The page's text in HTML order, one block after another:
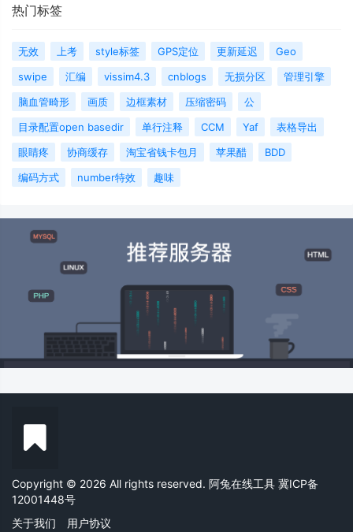
热门标签
无效 上考 style标签 GPS定位 更新延迟
Geo
swipe
汇编 vissim4.3 cnblogs 无损分区
管理引擎
脑血管畸形
画质 边框素材 压缩密码
公
目录配置open basedir
单行注释 CCM Yaf
表格导出
眼睛疼
协商缓存 淘宝省钱卡包月 苹果醋
BDD
编码方式
number特效 趣味
Copyright © 2026 All rights reserved. 阿兔在线工具 冀ICP备
12001448号
关于我们
用户协议